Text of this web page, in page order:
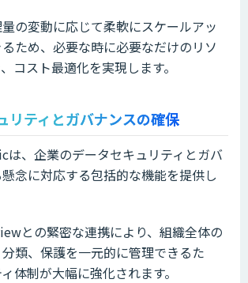
の変動に応じて柔軟にスケールアッ
ため、必要な時に必要なだけのリソ
コスト最適化を実現します。
リティとガバナンスの確保
は、企業のデータセキュリティとガバ
念に対応する包括的な機能を提供し
との緊密な連携により、組織全体の
類、保護を一元的に管理できるた
体制が大幅に強化されます。